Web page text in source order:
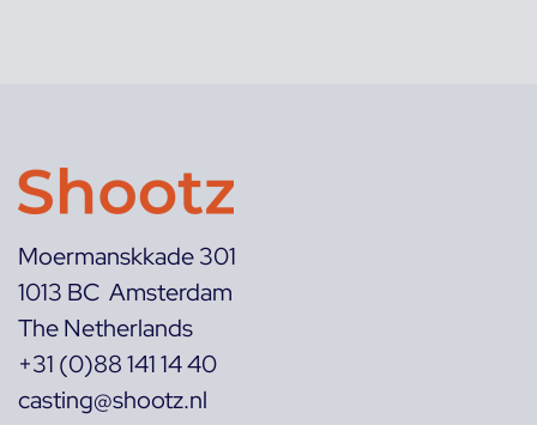
Moermanskkade 301
1013 BC Amsterdam
The Netherlands
+31 (0)88 141 14 40
casting@shootz.nl